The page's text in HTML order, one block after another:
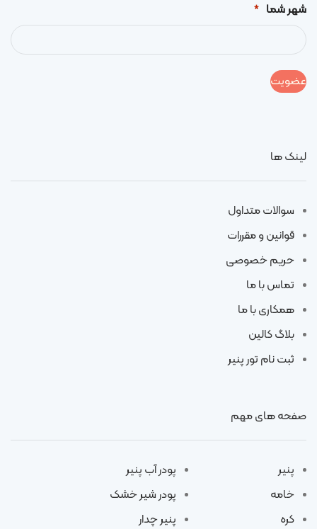
شهر شما *
لینک ها
سوالات متداول
قوانین و مقررات
حریم خصوصی
تماس با ما
همکاری با ما
بلاگ کالین
ثبت نام تور پنیر
صفحه های مهم
پنیر
خامه
کره
پودر آب پنیر
پودر شیر خشک
پنیر چدار